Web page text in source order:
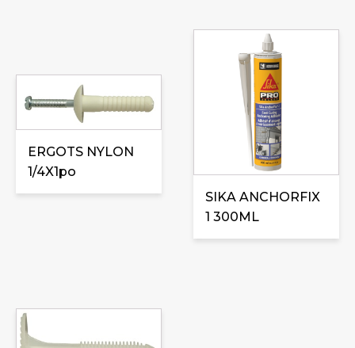
ERGOTS NYLON
1/4X1po
SIKA ANCHORFIX
1 300ML
Ce
produit